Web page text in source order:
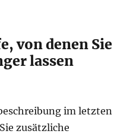
von denen Sie
lassen
im letzten
zusätzliche